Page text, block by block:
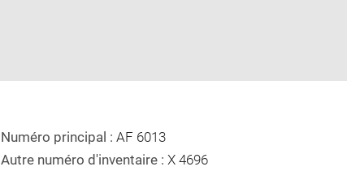
Numéro principal : AF 6013
Autre numéro d'inventaire : X 4696